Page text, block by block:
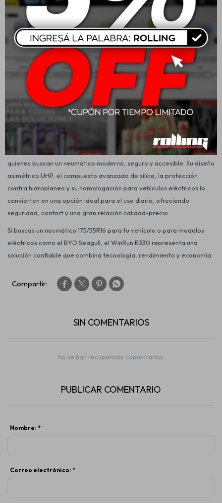
Consejos para prolongar la vida útil de tus neumáticos
Para aprovechar al máximo las prestaciones del WinRun R330
175/55R16, se recomienda:
Mantener la presión de inflado indicada por el fabricante.
Realizar rotaciones periódicas.
Verificar la alineación y balanceo.
Revisar regularmente el desgaste de la banda de rodadura.
Evitar sobrecargas que excedan el índice de carga permitido.
Conclusión
El
175/55R16 80V es una excelente alternativa para
quienes buscan un neumático moderno, seguro y accesible. Su diseño
asimétrico UHP, el compuesto avanzado de sílice, la protección
contra hidroplaneo y su homologación para vehículos eléctricos lo
convierten en una opción ideal para el uso diario, ofreciendo
seguridad, confort y una gran relación calidad-precio.
Si buscas un neumático 175/55R16 para tu vehículo o para modelos
eléctricos como el BYD Seagull, el WinRun R330 representa una
solución confiable que combina tecnología, rendimiento y economía.
   
SIN COMENTARIOS
No se han recuperado comentarios.
PUBLICAR COMENTARIO
Nombre: *
Correo electrónico: *